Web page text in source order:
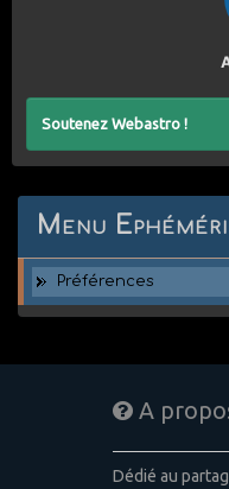
Soutenez Webastro !
Menu
Préférences
A
Dédié au